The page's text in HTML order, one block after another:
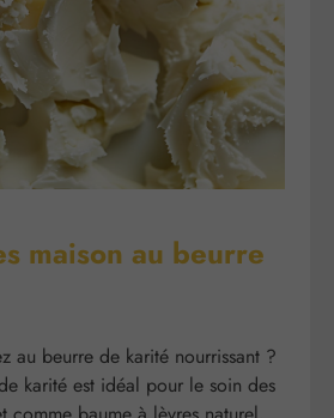
maison au beurre
au beurre de karité nourrissant ?
karité est idéal pour le soin des